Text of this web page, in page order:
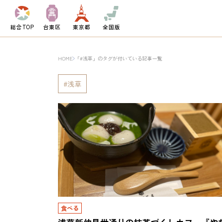
総合TOP 台東区 東京都 全国版
HOME 「#浅草」のタグが付いている記事一覧
浅草
食べる